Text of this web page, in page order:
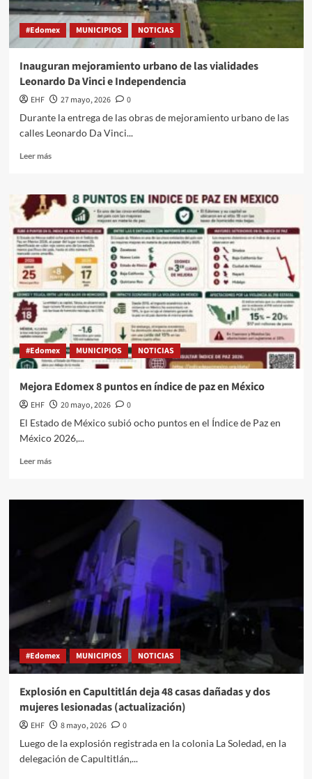
#Edomex MUNICIPIOS NOTICIAS
Inauguran mejoramiento urbano de las vialidades
Leonardo Da Vinci e Independencia
EHF 27 mayo, 2026
0
Durante la entrega de las obras de mejoramiento urbano de las
calles Leonardo Da Vinci...
Leer más
#Edomex MUNICIPIOS NOTICIAS
Mejora Edomex 8 puntos en índice de paz en México
EHF 20 mayo, 2026
0
El Estado de México subió ocho puntos en el Índice de Paz en
México 2026,...
Leer más
#Edomex MUNICIPIOS NOTICIAS
Explosión en Capultitlán deja 48 casas dañadas y dos
mujeres lesionadas (actualización)
EHF 8 mayo, 2026
0
Luego de la explosión registrada en la colonia La Soledad, en la
delegación de Capultitlán,...